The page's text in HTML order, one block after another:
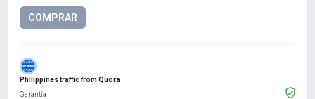
COMPRAR
Philippines traffic from Quora
Garantía